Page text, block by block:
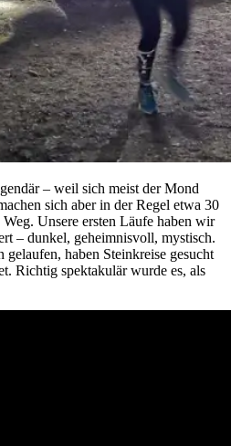
– weil sich meist der Mond
sich aber in der Regel etwa 30
Unsere ersten Läufe haben wir
– dunkel, geheimnisvoll, mystisch.
gelaufen, haben Steinkreise gesucht
Richtig spektakulär wurde es, als